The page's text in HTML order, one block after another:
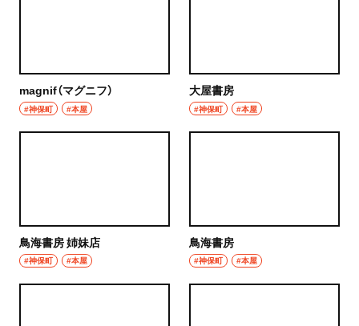
守谷
取手
前橋
高崎
コーヒー
ラーメン・つけ麺
モーニング
食べ歩き
magnif（マグニフ）
#神保町 #本屋
大屋書房
#神保町 #本屋
鳥海書房 姉妹店
#神保町 #本屋
鳥海書房
#神保町 #本屋